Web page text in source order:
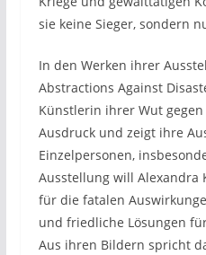
sie keine Sieger, sondern
In den Werken ihrer
Abstractions Against
Künstlerin ihrer Wut
Ausdruck und zeigt ihre
Einzelpersonen,
Ausstellung will Alexandra
für die fatalen
und friedliche Lösungen
Aus ihren Bildern spricht